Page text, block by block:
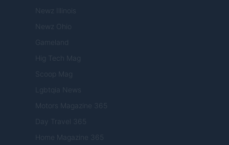
Newz Illinois
Newz Ohio
Gameland
Hig Tech Mag
Scoop Mag
Lgbtqia News
Motors Magazine 365
Day Travel 365
Home Magazine 365